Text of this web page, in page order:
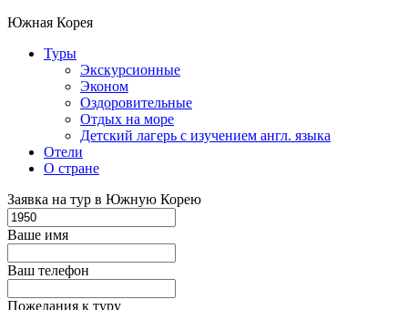
Южная Корея
Туры
Экскурсионные
Эконом
Оздоровительные
Отдых на море
Детский лагерь с изучением англ. языка
Отели
О стране
Заявка на тур в Южную Корею
Ваше имя
Ваш телефон
Пожелания к туру